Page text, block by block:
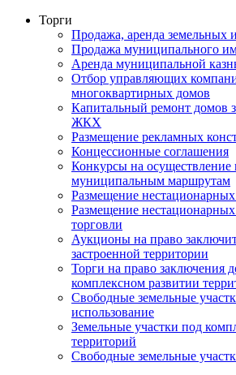
Торги
Продажа, аренда земельных
Продажа муниципального
Аренда муниципальной
Отбор управляющих
многоквартирных домов
Капитальный ремонт домов
ЖКХ
Размещение рекламных
Концессионные соглашения
Конкурсы на осуществление
муниципальным маршрутам
Размещение
Размещение
торговли
Аукционы на право
застроенной территории
Торги на право заключения
комплексном развитии
Свободные земельные
использование
Земельные участки под
территорий
Свободные земельные